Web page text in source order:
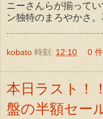
ニーさんらが揃って
ン独特のまろやかさ
kobato 時刻: 12:10 0
本日ラスト！
盤の半額セー